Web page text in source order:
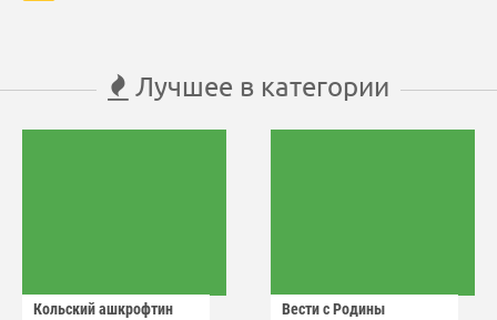
Лучшее в категории
Кольский ашкрофтин Вести с Родины